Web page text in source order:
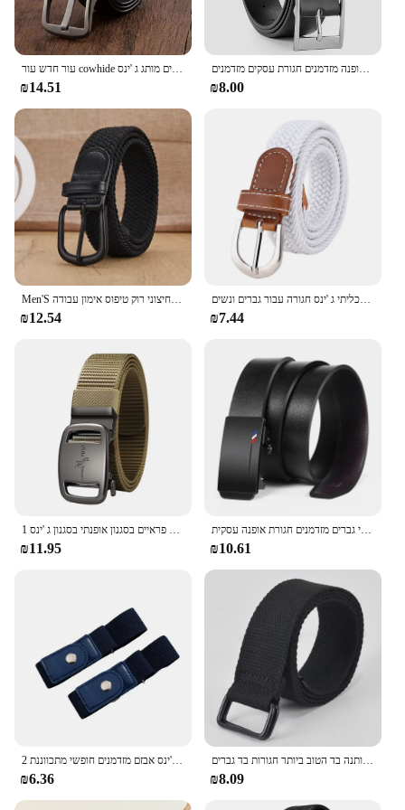
₪14.51
אבזם סיכת גברים מעור חגורה אופנה מזדמנים חגורת עסקים מזדמנים
₪8.00
₪12.54
נשים של אלסטי ואלסטי ארוג חגורת באחד תלבושת, מזדמן ותכליתי ג 'ינס חגורה עבור גברים ונשים
₪7.44
₪11.95
חגורת מוצר חדשה באיכות גבוהה של מנין אבזם אוטומטי גברים מזדמנים חגורת אופנה עסקית
₪10.61
₪6.36
טבעת כפולה אבזם בד חגורת בד מזדמנים בד חופשי אגרוף חגורה כותנה בד הטוב ביותר חגורות בד גברים
₪8.09